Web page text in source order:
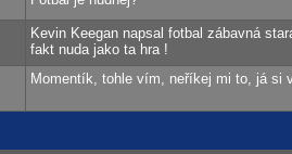
Kevin Keegan napsal fotbal zábavná
fakt nuda jako ta hra !
Momentík, tohle vím, neříkej mi to, já si